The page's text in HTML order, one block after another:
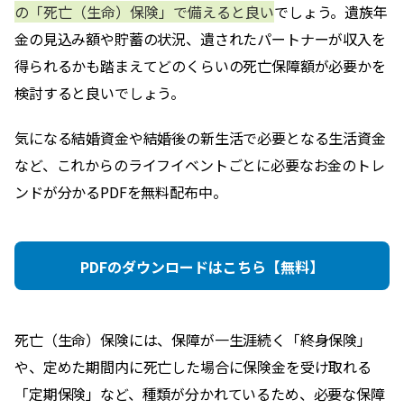
の「死亡（生命）保険」で備えると良いでしょう。遺族年
金の見込み額や貯蓄の状況、遺されたパートナーが収入を
得られるかも踏まえてどのくらいの死亡保障額が必要かを
検討すると良いでしょう。
気になる結婚資金や結婚後の新生活で必要となる生活資金
など、これからのライフイベントごとに必要なお金のトレ
ンドが分かるPDFを無料配布中。
PDFのダウンロードはこちら【無料】
死亡（生命）保険には、保障が一生涯続く「終身保険」
や、定めた期間内に死亡した場合に保険金を受け取れる
「定期保険」など、種類が分かれているため、必要な保障